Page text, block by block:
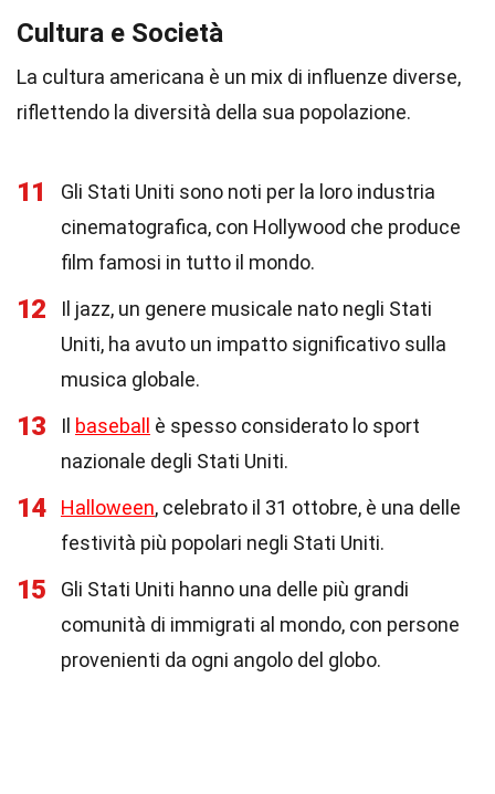
Cultura e Società
La cultura americana è un mix di influenze diverse,
riflettendo la diversità della sua popolazione.
11
Gli Stati Uniti sono noti per la loro industria
cinematografica, con Hollywood che produce
film famosi in tutto il mondo.
12
Il jazz, un genere musicale nato negli Stati
Uniti, ha avuto un impatto significativo sulla
musica globale.
13 Il baseball
è spesso considerato lo sport
nazionale degli Stati Uniti.
14 Halloween, celebrato il 31 ottobre, è una delle
festività più popolari negli Stati Uniti.
15
Gli Stati Uniti hanno una delle più grandi
comunità di immigrati al mondo, con persone
provenienti da ogni angolo del globo.